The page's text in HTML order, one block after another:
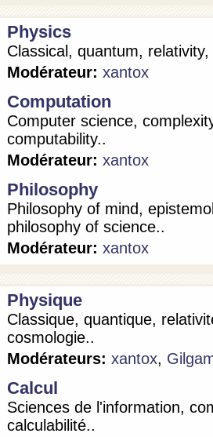
Physics
Classical, quantum,
Modérateur: xantox
Computation
Computer science,
computability..
Modérateur: xantox
Philosophy
Philosophy of mind,
philosophy of science..
Modérateur: xantox
Physique
Classique, quantique,
cosmologie..
Modérateurs: xantox,
Calcul
Sciences de l'information,
calculabilité..